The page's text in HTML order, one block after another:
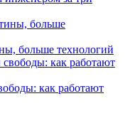
больше технологий
как работают